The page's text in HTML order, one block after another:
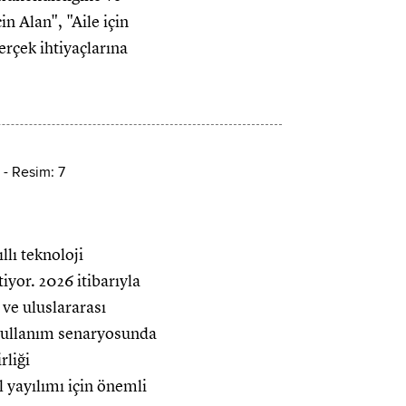
Alan", "Aile için
ihtiyaçlarına
teknoloji
2026 itibarıyla
uluslararası
senaryosunda
için önemli